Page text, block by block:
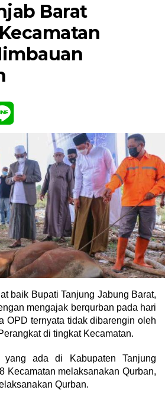
Barat
baik Bupati Tanjung Jabung Barat,
mengajak berqurban pada hari
OPD ternyata tidak dibarengin oleh
di tingkat Kecamatan.
yang ada di Kabupaten Tanjung
Kecamatan melaksanakan Qurban,
Qurban.